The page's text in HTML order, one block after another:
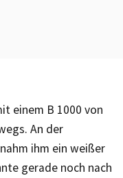
einem B 1000 von
An der
ihm ein weißer
gerade noch nach